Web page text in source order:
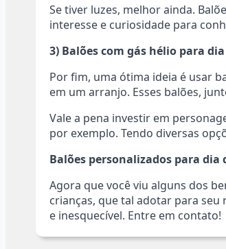
Se tiver luzes, melhor ainda.
interesse e curiosidade para
3) Balões com gás hélio para
Por fim, uma ótima ideia é usar
em um arranjo. Esses balões,
Vale a pena investir em
por exemplo. Tendo diversas
Balões personalizados para
Agora que você viu alguns dos
crianças, que tal adotar para seu
e inesquecível. Entre em contato!